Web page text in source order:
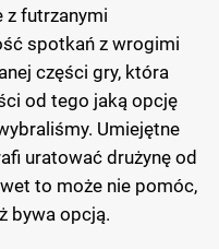
z futrzanymi
spotkań z wrogimi
części gry, która
od tego jaką opcję
Umiejętne
uratować drużynę od
to może nie pomóc,
bywa opcją.